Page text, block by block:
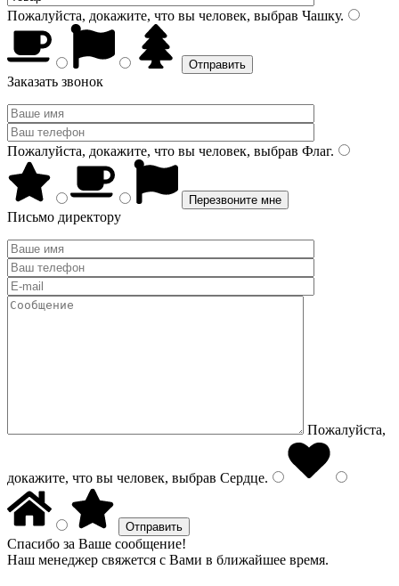
Пожалуйста, докажите, что вы человек, выбрав Чашку.
Заказать звонок
Пожалуйста, докажите, что вы человек, выбрав Флаг.
Письмо директору
Пожалуйста,
докажите, что вы человек, выбрав Сердце.
Спасибо за Ваше сообщение!
Наш менеджер свяжется с Вами в ближайшее время.